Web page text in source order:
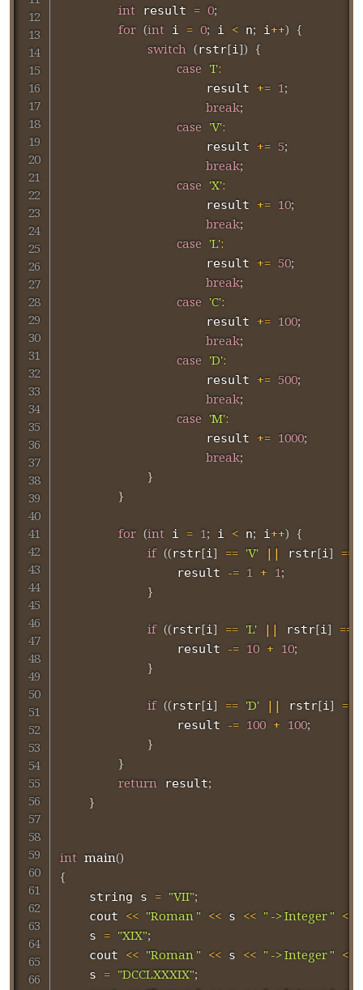
int result = 0;
for (int i = 0; i < n; i++) {
switch (rstr[i]) {
case 'I':
                    result
+= 1;
break;
case 'V':
                    result
+= 5;
break;
case 'X':
                    result
+= 10;
break;
case 'L':
                    result
+= 50;
break;
case 'C':
                    result
+= 100;
break;
case 'D':
                    result
+= 500;
break;
case 'M':
                    result
+= 1000;
break;
}
}
for (int i = 1; i < n; i++) {
if ((rstr[i] == 'V' || rstr[i] ==
                result
-= 1 + 1;
}
if ((rstr[i] == 'L' || rstr[i] ==
                result
-= 10 + 10;
}
if ((rstr[i] == 'D' || rstr[i] ==
                result
-= 100 + 100;
}
}
return result;
}
int main()
{
    string s
= "VII";
	cout
<< "Roman " << s << " -> Integer " <<
    s
= "XIX";
	cout
<< "Roman " << s << " -> Integer " <<
    s
= "DCCLXXXIX";